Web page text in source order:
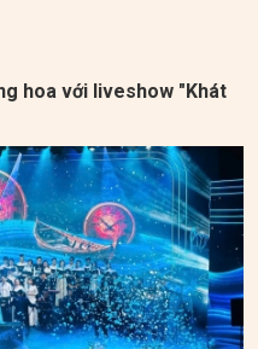
hoa với liveshow "Khát